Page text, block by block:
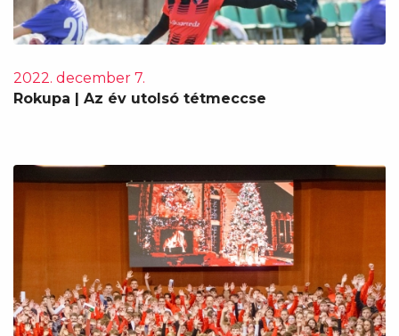
2022. december 7.
Rokupa | Az év utolsó tétmeccse